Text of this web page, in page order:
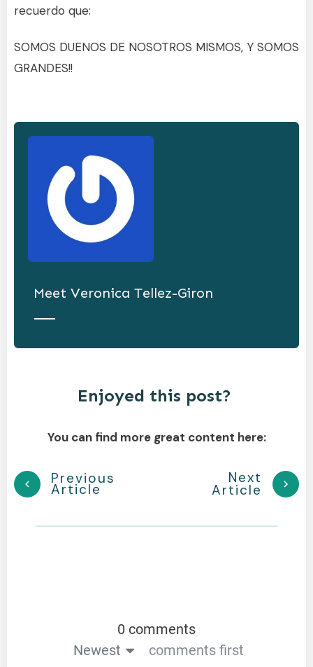
recuerdo que:
SOMOS DUENOS DE NOSOTROS MISMOS, Y SOMOS
GRANDES!!
Meet Veronica Tellez-Giron
Enjoyed this post?
You can find more great content here:
Previous
Article
Next
Article
0 comments
Newest
comments first